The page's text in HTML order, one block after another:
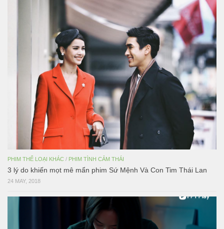
PHIM THỂ LOẠI KHÁC / PHIM TÌNH CẢM THÁI
3 lý do khiến mọt mê mẩn phim Sứ Mệnh Và Con Tim Thái Lan
24 MAY, 2018